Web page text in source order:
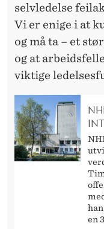
selvledelse
Vi er enige i at
og må ta – et
og at
viktige
en